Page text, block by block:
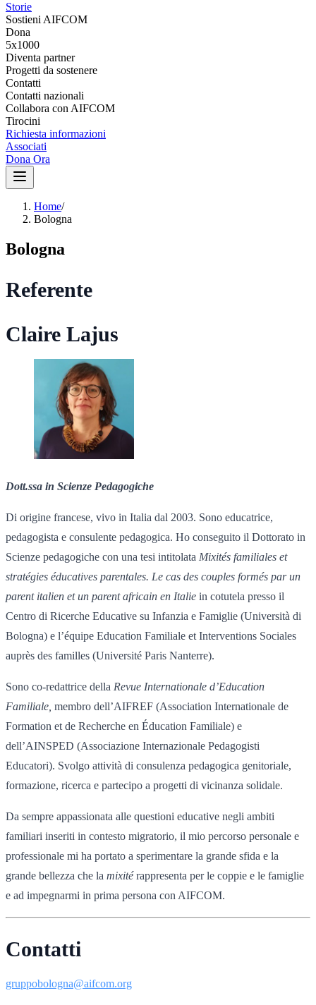
Storie
Sostieni AIFCOM
Dona
5x1000
Diventa partner
Progetti da sostenere
Contatti
Contatti nazionali
Collabora con AIFCOM
Tirocini
Richiesta informazioni
Associati
Dona Ora
Home/
Bologna
Bologna
Referente
Claire Lajus
Dott.ssa in Scienze Pedagogiche
Di origine francese, vivo in Italia dal 2003. Sono educatrice,
pedagogista e consulente pedagogica. Ho conseguito il Dottorato in
Scienze pedagogiche con una tesi intitolata Mixités familiales et
stratégies éducatives parentales. Le cas des couples formés par un
parent italien et un parent africain en Italie in cotutela presso il
Centro di Ricerche Educative su Infanzia e Famiglie (Università di
Bologna) e l’équipe Education Familiale et Interventions Sociales
auprès des familles (Université Paris Nanterre).
Sono co-redattrice della Revue Internationale d’Education
Familiale, membro dell’AIFREF (Association Internationale de
Formation et de Recherche en Éducation Familiale) e
dell’AINSPED (Associazione Internazionale Pedagogisti
Educatori). Svolgo attività di consulenza pedagogica genitoriale,
formazione, ricerca e partecipo a progetti di vicinanza solidale.
Da sempre appassionata alle questioni educative negli ambiti
familiari inseriti in contesto migratorio, il mio percorso personale e
professionale mi ha portato a sperimentare la grande sfida e la
grande bellezza che la mixitérappresenta per le coppie e le famiglie
e ad impegnarmi in prima persona con AIFCOM.
Contatti
gruppobologna@aifcom.org